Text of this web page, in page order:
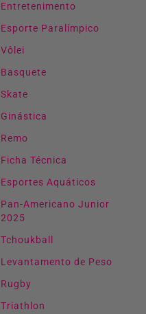
Entretenimento
Esporte Paralímpico
Vôlei
Basquete
Skate
Ginástica
Remo
Ficha Técnica
Esportes Aquáticos
Pan-Americano Junior
2025
Tchoukball
Levantamento de Peso
Rugby
Triathlon